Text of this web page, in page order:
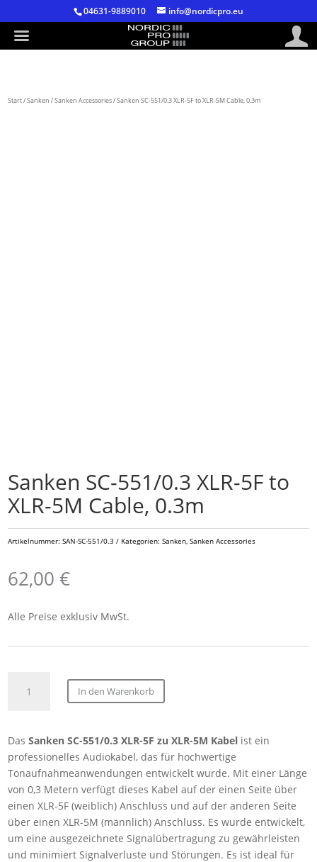
04631-9889010 info@nordicpro.eu
Start/Sanken /Sanken Accessories/ Sanken SC-551/0.3 XLR-5F to XLR-5M Cable, 0.3m
Sanken SC-551/0.3 XLR-5F to
XLR-5M Cable, 0.3m
Artikelnummer:SAN-SC-551/0.3 Kategorien:Sanken ,Sanken Accessories
62,00€
Alle Preise exklusiv MwSt.
5F
to
XLR-
5M
Cable,
0.3m
Menge
In den Warenkorb
DasSanken SC-551/0.3 XLR-5F zu XLR-5M Kabel ist ein
professionelles Audiokabel, das für hochwertige
Tonaufnahmeanwendungen entwickelt wurde. Mit einer Länge
von 0,3 Metern verfügt dieses Kabel auf der einen Seite über
einen XLR-5F (weiblich) Anschluss und auf der anderen Seite
über einen XLR-5M (männlich) Anschluss. Es wurde entwickelt,
um eine ausgezeichnete Signalübertragung zu gewährleisten
und minimiert Signalverluste und Störungen. Es ist ideal für